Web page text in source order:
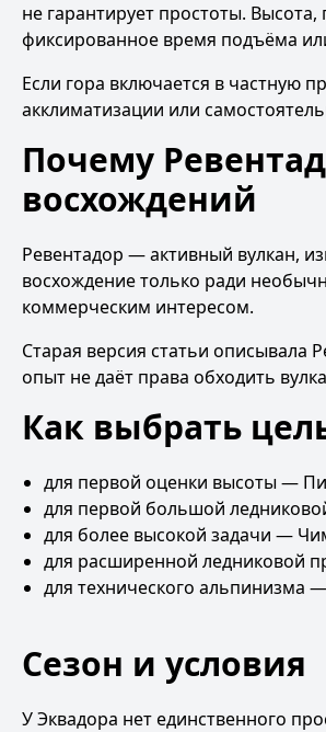
не гарантирует простоты.
фиксированное время подъёма
Если гора включается в частную
акклиматизации или
Почему
восхождений
Ревентадор — активный вулкан,
восхождение только ради
коммерческим интересом.
Старая версия статьи описывала
опыт не даёт права обходить
Как выбрать
для первой оценки высоты —
для первой большой
для более высокой задачи —
для расширенной ледниковой
для технического альпинизма
Сезон и условия
У Эквадора нет единственного